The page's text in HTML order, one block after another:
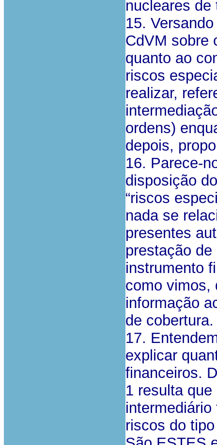
nucleares de
15.
CdVM sobre
quanto ao
riscos
realizar,
ordens)
depois,
16. Parece-
disposição
“riscos
nada se
presentes
prestação
instrumento
como vimos,
informação
de cobertura.
17.
explicar
financeiros.
1 resulta
riscos do